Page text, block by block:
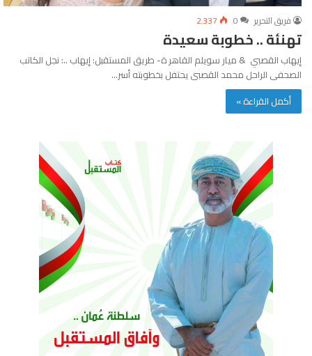
فريق التحرير
0 2٬337
تهنئة .. خطوبة سعيدة
إيهاب القصبي & ميار سويلم القاهر ة- طريق المستقبل: إيهاب ..: نجل الكاتب
الصحفى الراحل محمد القصبى يحتفل بخطوبته أسر…
أكمل القراءة »